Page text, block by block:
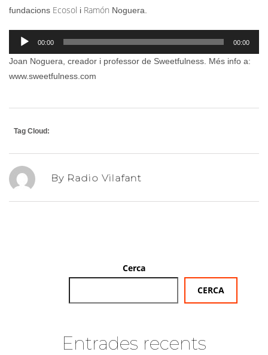
fundacions Ecosol i Ramón Noguera.
Reproductor
d'àudio
00:00 00:00
Joan Noguera, creador i professor de Sweetfulness. Més info a:
www.sweetfulness.com
Tag Cloud:
By Radio Vilafant
Cerca
CERCA
Entrades recents